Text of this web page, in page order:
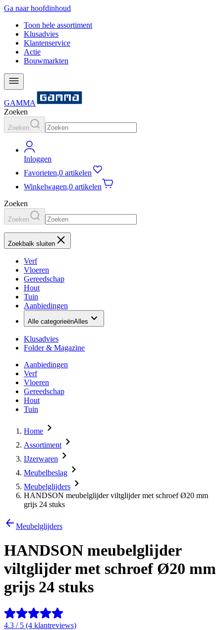
Ga naar hoofdinhoud
Toon hele assortiment
Klusadvies
Klantenservice
Actie
Bouwmarkten
GAMMA
Zoeken
Zoeken
Inloggen
Favorieten,0 artikelen
Winkelwagen,0 artikelen
Zoeken
Zoeken
Zoekbalk sluiten
Verf
Vloeren
Gereedschap
Hout
Tuin
Aanbiedingen
Alle categorieënAlles
Klusadvies
Folder & Magazine
Aanbiedingen
Verf
Vloeren
Gereedschap
Hout
Tuin
Home
Assortiment
IJzerwaren
Meubelbeslag
Meubelglijders
HANDSON meubelglijder viltglijder met schroef Ø20 mm
grijs 24 stuks
Meubelglijders
HANDSON meubelglijder
viltglijder met schroef Ø20 mm
grijs 24 stuks
4.3 / 5 (4 klantreviews)